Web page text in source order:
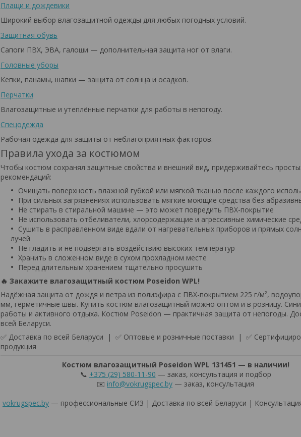
Плащи и дождевики
Широкий выбор влагозащитной одежды для любых погодных условий.
Защитная обувь
Сапоги ПВХ, ЭВА, галоши — дополнительная защита ног от влаги.
Головные уборы
Кепки, панамы, шапки — защита от солнца и осадков.
Перчатки
Влагозащитные и утеплённые перчатки для работы в непогоду.
Спецодежда
Рабочая одежда для защиты от неблагоприятных факторов.
Правила ухода за костюмом
Чтобы костюм сохранял защитные свойства и внешний вид, придерживайтесь
рекомендаций:
Очищать поверхность влажной губкой или мягкой тканью после каждого
При сильных загрязнениях использовать мягкие моющие средства без
Не стирать в стиральной машине — это может повредить ПВХ-покрытие
Не использовать отбеливатели, хлорсодержащие и агрессивные химические
Сушить в расправленном виде вдали от нагревательных приборов и прямых
лучей
Не гладить и не подвергать воздействию высоких температур
Хранить в сложенном виде в сухом прохладном месте
Перед длительным хранением тщательно просушить
🔥 Закажите влагозащитный костюм Poseidon WPL!
Надёжная защита от дождя и ветра из полиэфира с ПВХ-покрытием 225 г/м²,
мм, герметичные швы. Купить костюм влагозащитный можно оптом и в розницу.
работы и активного отдыха. Костюм Poseidon — практичная защита от непогоды.
всей Беларуси.
✅ Доставка по всей Беларуси | ✅ Оптовые и розничные поставки | ✅
продукция
Костюм влагозащитный Poseidon WPL 131451 — в наличии!
📞 +375 (29) 580-11-90 — заказ, консультация и подбор
✉️ info@vokrugspec.by — заказ, консультация
vokrugspec.by — профессиональные СИЗ | Доставка по всей Беларуси |